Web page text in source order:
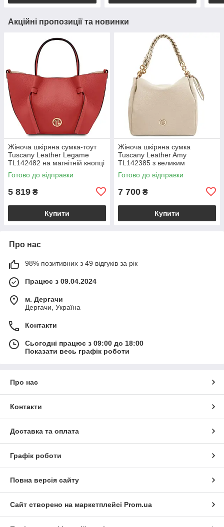
Акційні пропозиції та новинки
Жіноча шкіряна сумка-тоут
Tuscany Leather Legame
TL142482 на магнітній кнопці
з плечовим ременем,
коралова BS2482_1_105
Готово до відправки
5 819 ₴
Купити
Жіноча шкіряна сумка
Tuscany Leather Amy
TL142385 з великим
відділенням і плечовим
ременем, бежева
Готово до відправки
7 700 ₴
Купити
Про нас
98% позитивних з 49 відгуків за рік
Працює з 09.04.2024
м. Дергачи
Дергачи, Україна
Контакти
Сьогодні працює з 09:00 до 18:00
Показати весь графік роботи
Про нас
Контакти
Доставка та оплата
Графік роботи
Повна версія сайту
Сайт створено на маркетплейсі Prom.ua